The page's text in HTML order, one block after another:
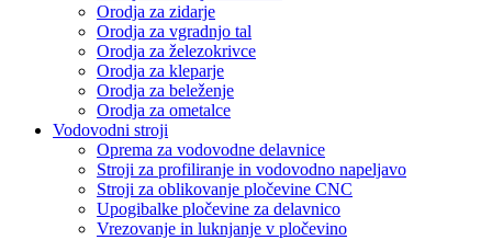
Orodja za zidarje
Orodja za vgradnjo tal
Orodja za železokrivce
Orodja za kleparje
Orodja za beleženje
Orodja za ometalce
Vodovodni stroji
Oprema za vodovodne delavnice
Stroji za profiliranje in vodovodno napeljavo
Stroji za oblikovanje pločevine CNC
Upogibalke pločevine za delavnico
Vrezovanje in luknjanje v pločevino